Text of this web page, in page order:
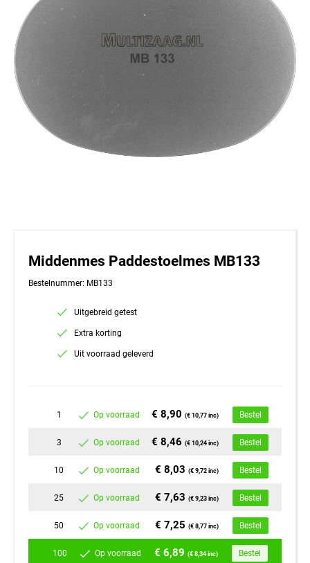
Middenmes Paddestoelmes MB133
Bestelnummer: MB133
Uitgebreid getest
Extra korting
Uit voorraad geleverd
1 Op voorraad € 8,90(€ 10,77 inc) Bestel
3 Op voorraad € 8,46(€ 10,24 inc) Bestel
10 Op voorraad € 8,03(€ 9,72 inc) Bestel
25 Op voorraad € 7,63(€ 9,23 inc) Bestel
50 Op voorraad € 7,25(€ 8,77 inc) Bestel
100 Op voorraad € 6,89(€ 8,34 inc) Bestel